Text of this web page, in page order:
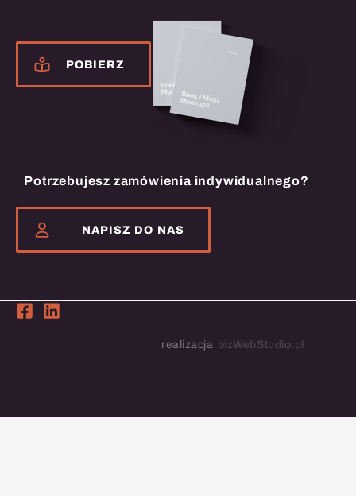
POBIERZ
Potrzebujesz zamówienia indywidualnego?
NAPISZ DO NAS
realizacja bizWebStudio.pl